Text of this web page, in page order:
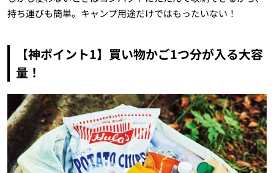
持ち運びも簡単。キャンプ用途だけではもったいない！
【神ポイント1】買い物かご1つ分が入る大容
量！